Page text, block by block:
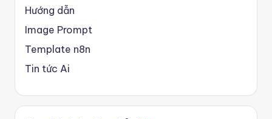
Hướng dẫn
Image Prompt
Template n8n
Tin tức Ai